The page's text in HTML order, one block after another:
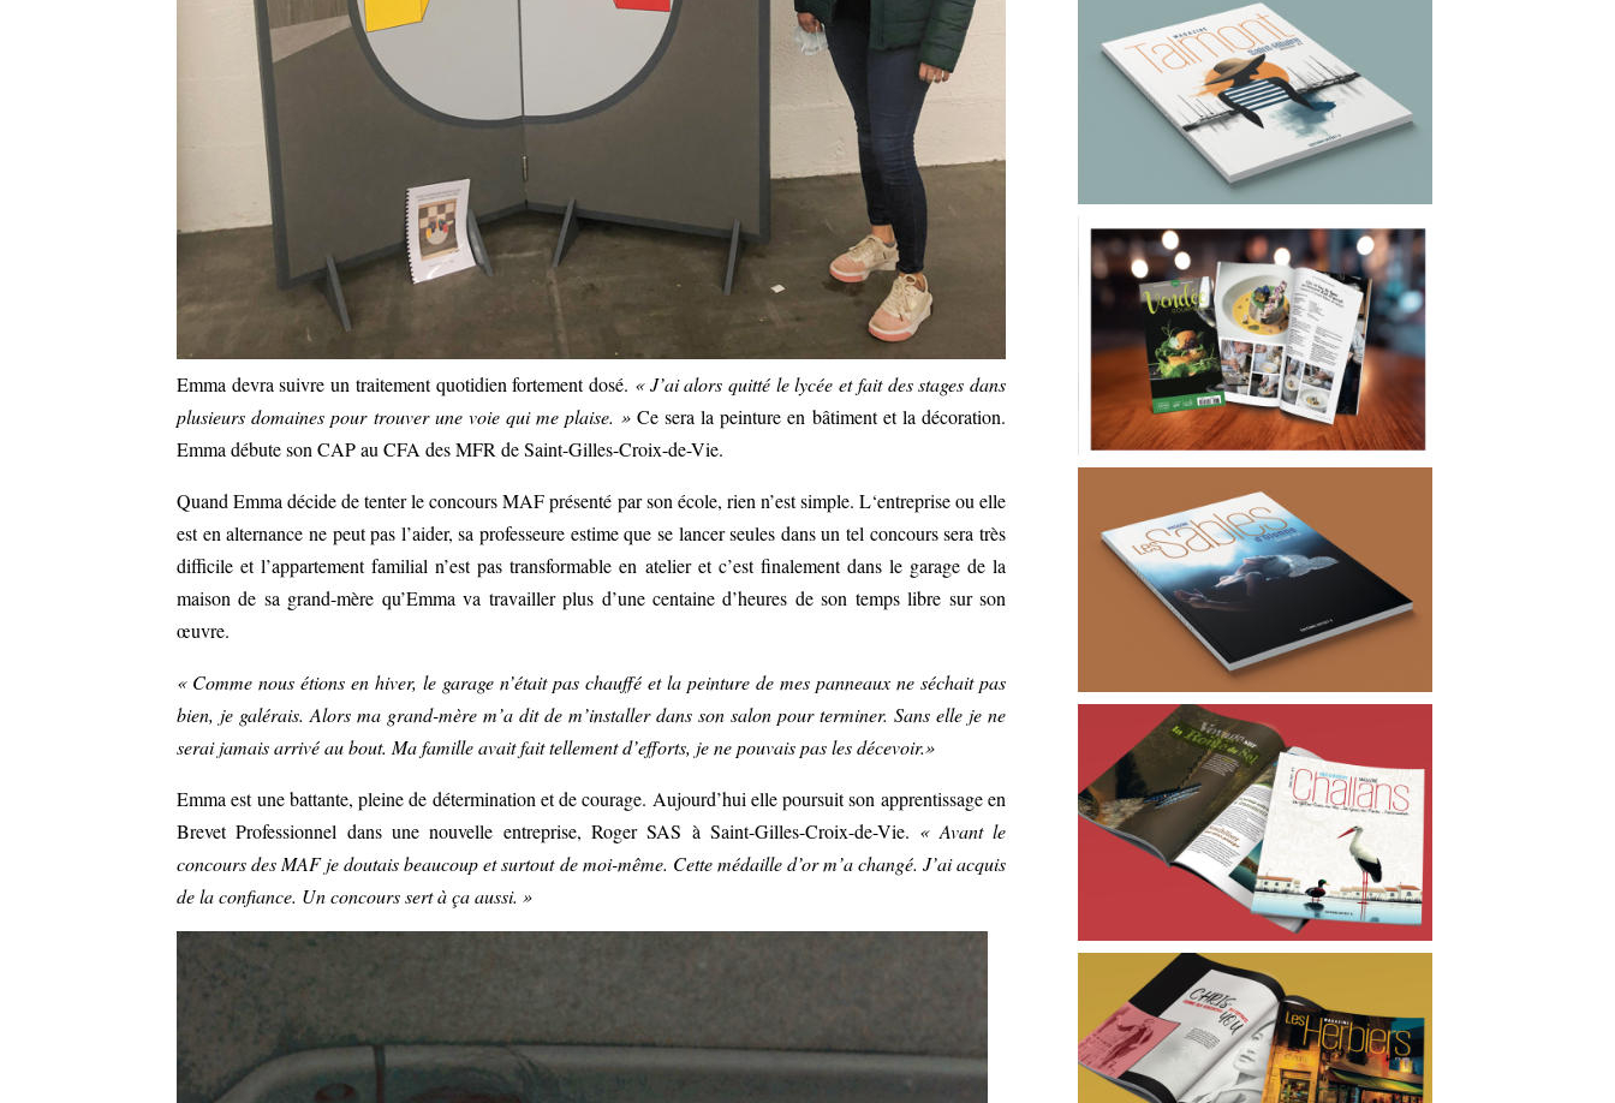
Emma devra suivre un traitement quotidien fortement dosé. « J’ai alors quitté le lycée et fait des stages dans
plusieurs domaines pour trouver une voie qui me plaise. »Ce sera la peinture en bâtiment et la décoration.
Emma débute son CAP au CFA des MFR de Saint-Gilles-Croix-de-Vie.
Quand Emma décide de tenter le concours MAF présenté par son école, rien n’est simple. L‘entreprise ou elle
est en alternance ne peut pas l’aider, sa professeure estime que se lancer seules dans un tel concours sera très
difficile et l’appartement familial n’est pas transformable en atelier et c’est finalement dans le garage de la
maison de sa grand-mère qu’Emma va travailler plus d’une centaine d’heures de son temps libre sur son
œuvre.
« Comme nous étions en hiver, le garage n’était pas chauffé et la peinture de mes panneaux ne séchait pas
bien, je galérais. Alors ma grand-mère m’a dit de m’installer dans son salon pour terminer. Sans elle je ne
serai jamais arrivé au bout. Ma famille avait fait tellement d’efforts, je ne pouvais pas les décevoir.»
Emma est une battante, pleine de détermination et de courage. Aujourd’hui elle poursuit son apprentissage en
Brevet Professionnel dans une nouvelle entreprise, Roger SAS à Saint-Gilles-Croix-de-Vie. « Avant le
concours des MAF je doutais beaucoup et surtout de moi-même. Cette médaille d’or m’a changé. J’ai acquis
de la confiance. Un concours sert à ça aussi. »